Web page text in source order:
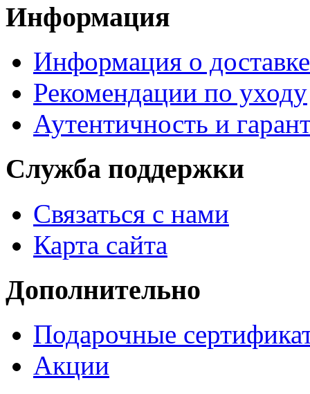
Информация
Информация о доставке
Рекомендации по уходу
Аутентичность и
Служба поддержки
Связаться с нами
Карта сайта
Дополнительно
Подарочные
Акции